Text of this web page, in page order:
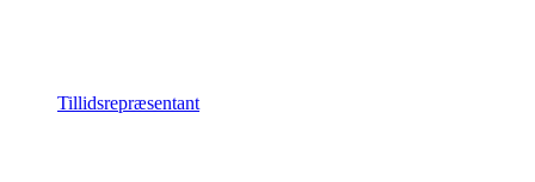
Tillidsrepræsentant